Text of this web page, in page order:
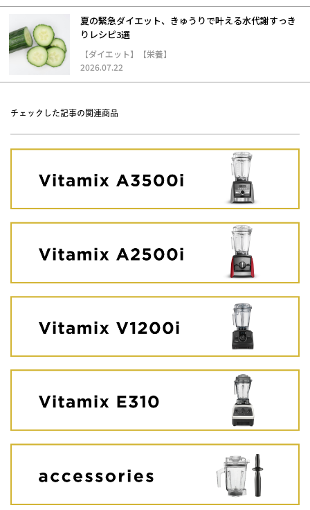
夏の緊急ダイエット、きゅうりで叶える水代謝すっき
りレシピ3選
【ダイエット】【栄養】
2026.07.22
チェックした記事の関連商品